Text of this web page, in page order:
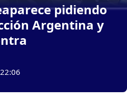
pidiendo
Argentina y